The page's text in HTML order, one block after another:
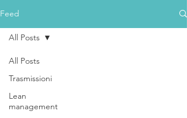
Feed
All Posts
Trasmissioni
Lean
management
All Posts